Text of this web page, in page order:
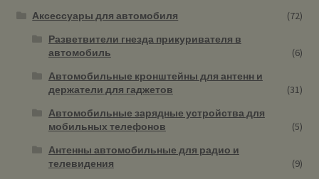
Аксессуары для автомобиля
(72)
Разветвители гнезда прикуривателя в
автомобиль
(6)
Автомобильные кронштейны для антенн и
держатели для гаджетов
(31)
Автомобильные зарядные устройства для
мобильных телефонов
(5)
Антенны автомобильные для радио и
телевидения
(9)